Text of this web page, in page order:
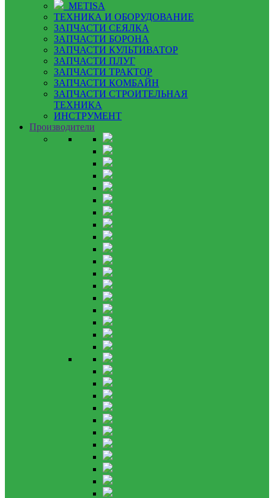
METISA
ТЕХНИКА И ОБОРУДОВАНИЕ
ЗАПЧАСТИ СЕЯЛКА
ЗАПЧАСТИ БОРОНА
ЗАПЧАСТИ КУЛЬТИВАТОР
ЗАПЧАСТИ ПЛУГ
ЗАПЧАСТИ ТРАКТОР
ЗАПЧАСТИ КОМБАЙН
ЗАПЧАСТИ СТРОИТЕЛЬНАЯ
ТЕХНИКА
ИНСТРУМЕНТ
Производители